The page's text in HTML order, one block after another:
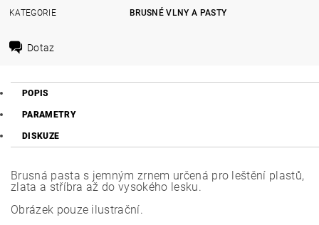
KATEGORIE
BRUSNÉ VLNY A PASTY
Dotaz
POPIS
PARAMETRY
DISKUZE
Brusná pasta s jemným zrnem určená pro leštění plastů,
zlata a stříbra až do vysokého lesku.
Obrázek pouze ilustrační.